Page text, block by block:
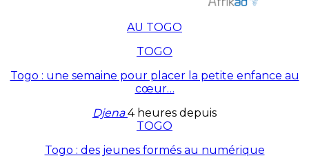
AU TOGO
TOGO
Togo : une semaine pour placer la petite enfance au
cœur…
Djena4 heures depuis
TOGO
Togo : des jeunes formés au numérique